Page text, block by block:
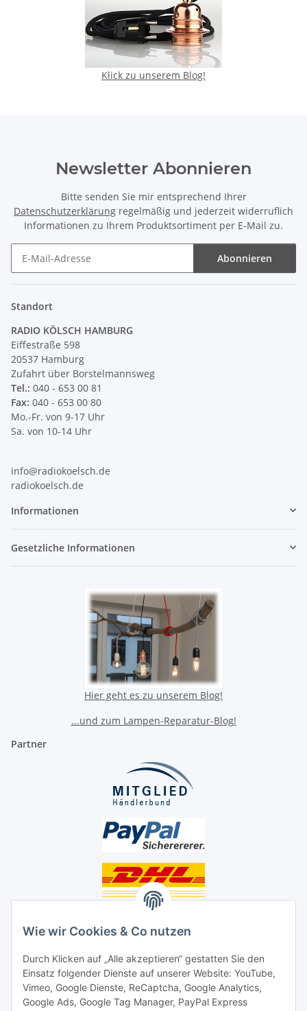
Wie wir Cookies & Co nutzen
Durch Klicken auf „Alle akzeptieren“ gestatten Sie den
Einsatz folgender Dienste auf unserer Website: YouTube,
Vimeo, Google Dienste, ReCaptcha, Google Analytics,
Google Ads, Google Tag Manager, PayPal Express
Klick zu unserem Blog!
Newsletter Abonnieren
Bitte senden Sie mir entsprechend Ihrer
Datenschutzerklärung regelmäßig und jederzeit widerruflich
Informationen zu Ihrem Produktsortiment per E-Mail zu.
Abonnieren
Standort
RADIO KÖLSCH HAMBURG
Eiffestraße 598
20537 Hamburg
Zufahrt über Borstelmannsweg
Tel.: 040 - 653 00 81
Fax: 040 - 653 00 80
Mo.-Fr. von 9-17 Uhr
Sa. von 10-14 Uhr
info@radiokoelsch.de
radiokoelsch.de
Informationen
Gesetzliche Informationen
Hier geht es zu unserem Blog!
...und zum Lampen-Reparatur-Blog!
Partner
Social Media
Unsere Dienstleistungen